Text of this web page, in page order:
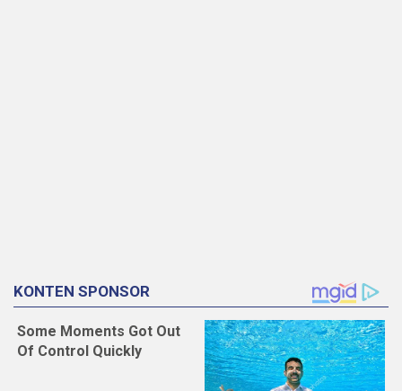
KONTEN SPONSOR
Some Moments Got Out
Of Control Quickly